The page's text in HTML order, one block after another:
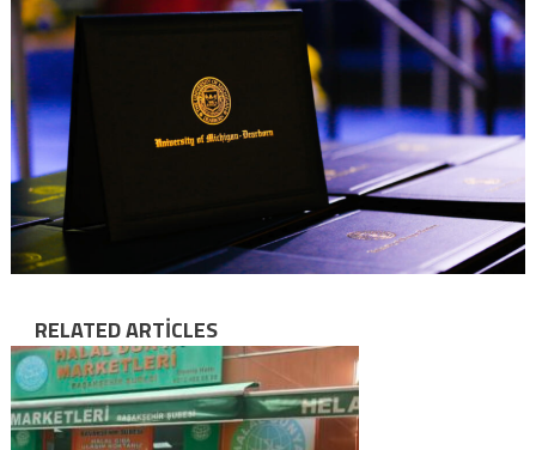
RELATED ARTICLES